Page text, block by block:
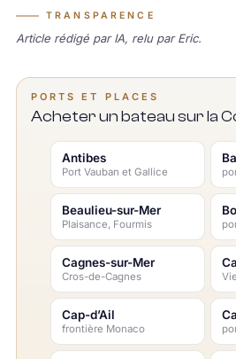
TRANSPARENCE
Article rédigé par IA, relu par Eric.
PORTS ET PLACES
Acheter un bateau sur la
Antibes
Port Vauban et Gallice
Beaulieu-sur-Mer
Plaisance, Fourmis
Cagnes-sur-Mer
Cros-de-Cagnes
Cap-d’Ail
frontière Monaco